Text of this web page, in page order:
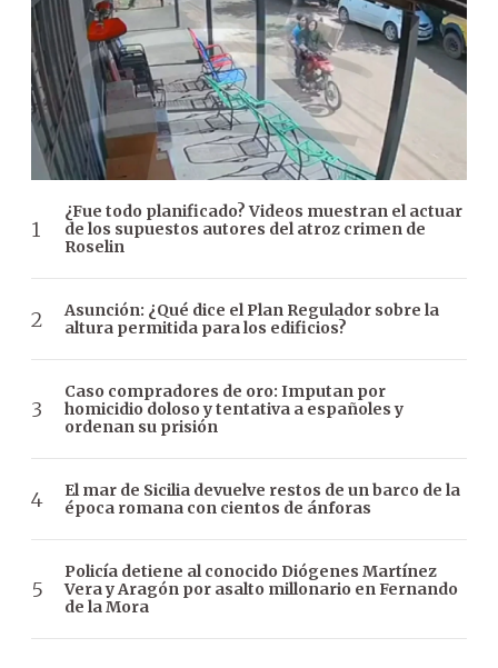
¿Fue todo planificado? Videos muestran el actuar
de los supuestos autores del atroz crimen de
Roselin
Asunción: ¿Qué dice el Plan Regulador sobre la
altura permitida para los edificios?
Caso compradores de oro: Imputan por
homicidio doloso y tentativa a españoles y
ordenan su prisión
El mar de Sicilia devuelve restos de un barco de la
época romana con cientos de ánforas
Policía detiene al conocido Diógenes Martínez
Vera y Aragón por asalto millonario en Fernando
de la Mora